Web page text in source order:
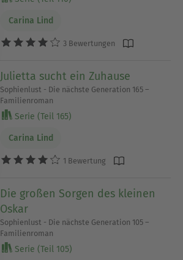
Carina Lind
3 Bewertungen
Julietta sucht ein Zuhause
Sophienlust - Die nächste Generation 165 –
Familienroman
Serie (Teil 165)
Carina Lind
1 Bewertung
Die großen Sorgen des kleinen
Oskar
Sophienlust - Die nächste Generation 105 –
Familienroman
Serie (Teil 105)